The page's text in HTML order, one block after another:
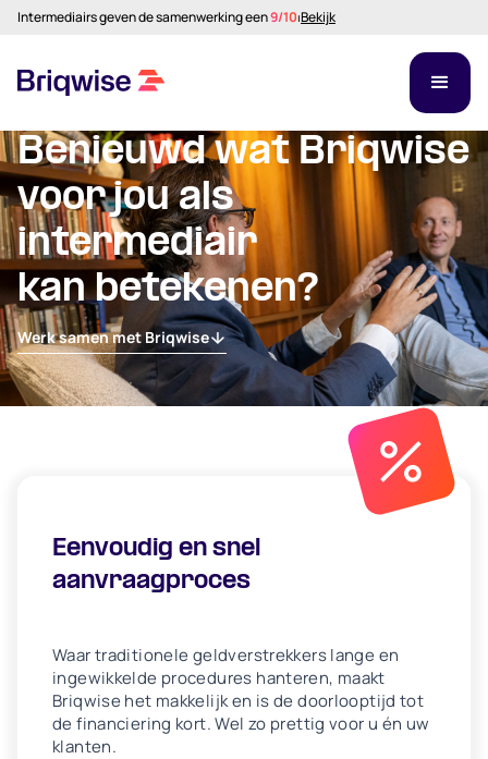
Intermediairs geven de samenwerking een9/10⏐Bekijk
Benieuwd wat Briqwise
voor jou als
intermediair
kan betekenen?
Werk samen met Briqwise
Eenvoudig en snel
aanvraagproces
Waar traditionele geldverstrekkers lange en
ingewikkelde procedures hanteren, maakt
Briqwise het makkelijk en is de doorlooptijd tot
de financiering kort. Wel zo prettig voor u én uw
klanten.